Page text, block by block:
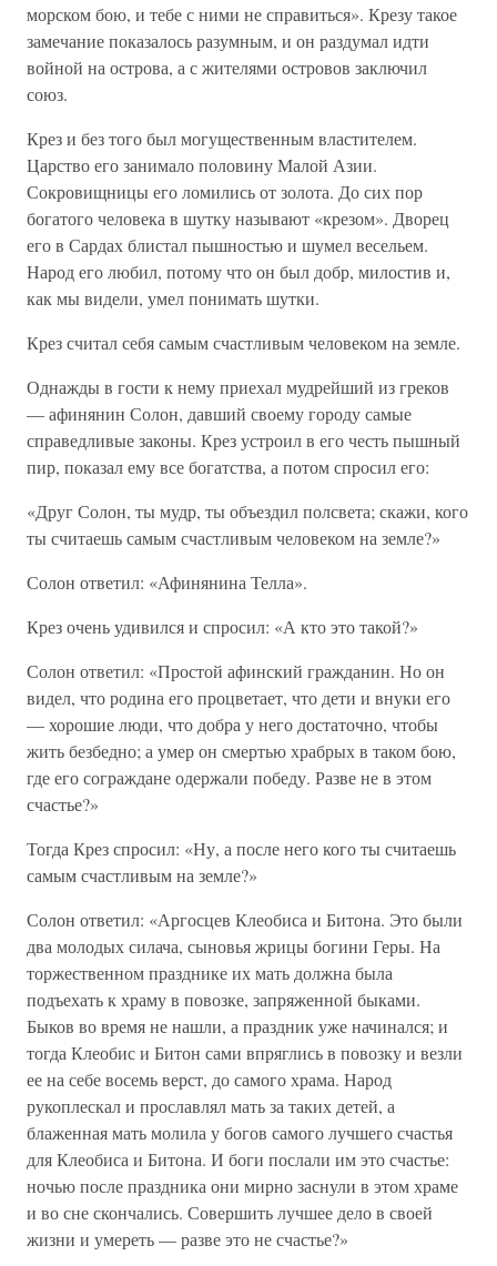
морском бою, и тебе с ними не справиться». Крезу такое
замечание показалось разумным, и он раздумал идти
войной на острова, а с жителями островов заключил
союз.
Крез и без того был могущественным властителем.
Царство его занимало половину Малой Азии.
Сокровищницы его ломились от золота. До сих пор
богатого человека в шутку называют «крезом». Дворец
его в Сардах блистал пышностью и шумел весельем.
Народ его любил, потому что он был добр, милостив и,
как мы видели, умел понимать шутки.
Крез считал себя самым счастливым человеком на земле.
Однажды в гости к нему приехал мудрейший из греков
— афинянин Солон, давший своему городу самые
справедливые законы. Крез устроил в его честь пышный
пир, показал ему все богатства, а потом спросил его:
«Друг Солон, ты мудр, ты объездил полсвета; скажи, кого
ты считаешь самым счастливым человеком на земле?»
Солон ответил: «Афинянина Телла».
Крез очень удивился и спросил: «А кто это такой?»
Солон ответил: «Простой афинский гражданин. Но он
видел, что родина его процветает, что дети и внуки его
— хорошие люди, что добра у него достаточно, чтобы
жить безбедно; а умер он смертью храбрых в таком бою,
где его сограждане одержали победу. Разве не в этом
счастье?»
Тогда Крез спросил: «Ну, а после него кого ты считаешь
самым счастливым на земле?»
Солон ответил: «Аргосцев Клеобиса и Битона. Это были
два молодых силача, сыновья жрицы богини Геры. На
торжественном празднике их мать должна была
подъехать к храму в повозке, запряженной быками.
Быков во время не нашли, а праздник уже начинался; и
тогда Клеобис и Битон сами впряглись в повозку и везли
ее на себе восемь верст, до самого храма. Народ
рукоплескал и прославлял мать за таких детей, а
блаженная мать молила у богов самого лучшего счастья
для Клеобиса и Битона. И боги послали им это счастье:
ночью после праздника они мирно заснули в этом храме
и во сне скончались. Совершить лучшее дело в своей
жизни и умереть — разве это не счастье?»